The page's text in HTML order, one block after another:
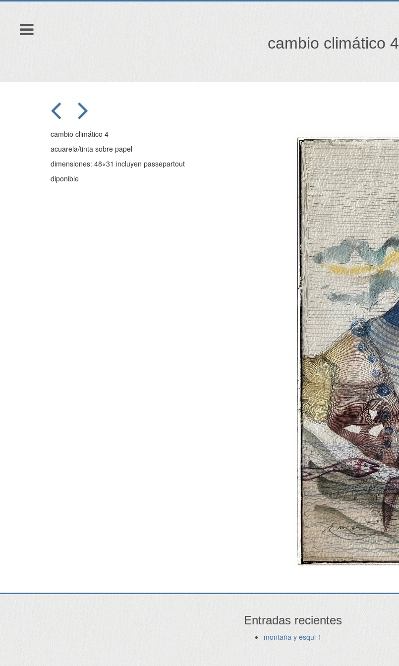
cambio climático 4
cambio climático 4
acuarela/tinta sobre papel
dimensiones: 48×31 incluyen passepartout
diponible
Entradas recientes
montaña y esqui 1